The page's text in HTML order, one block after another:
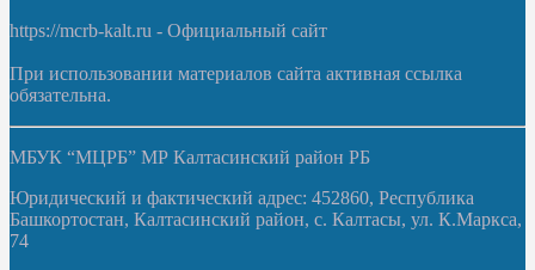
https://mcrb-kalt.ru - Официальный сайт
При использовании материалов сайта активная ссылка
обязательна.
МБУК “МЦРБ” МР Калтасинский район РБ
Юридический и фактический адрес: 452860, Республика
Башкортостан, Калтасинский район, с. Калтасы, ул. К.Маркса,
74